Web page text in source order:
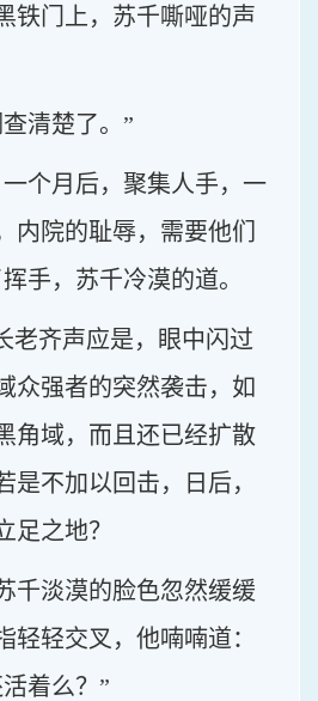
铁门上，苏千嘶哑的声
清楚了。”
个月后，聚集人手，一
内院的耻辱，需要他们
手，苏千冷漠的道。
老齐声应是，眼中闪过
众强者的突然袭击，如
角域，而且还已经扩散
是不加以回击，日后，
足之地？
千淡漠的脸色忽然缓缓
轻轻交叉，他喃喃道：
着么？”